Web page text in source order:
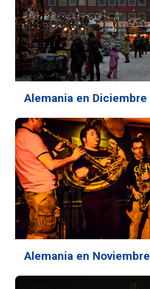
Alemania en Diciembre
Alemania en Noviembre